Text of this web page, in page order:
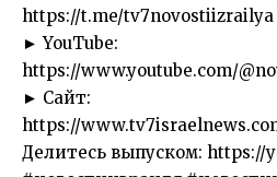
https://t.me/tv7novostiizrailya
► YouTube:
https://www.youtube.com/
► Сайт:
https://
Делитесь выпуском: https://